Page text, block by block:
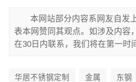
本网站部分内容系网友自发
表本网赞同其观点。如涉及内容
在30日内联系，我们将在第一时
华居不锈钢定制 金属 东钢